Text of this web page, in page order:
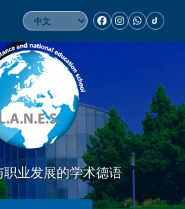
业发展的学术德语